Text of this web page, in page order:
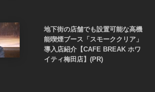
地下街の店舗でも設置可能な高機
能喫煙ブース「スモーククリア」
導入店紹介【CAFE BREAK ホワ
イティ梅田店】(PR)